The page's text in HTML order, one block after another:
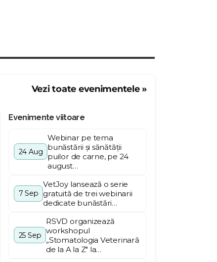
Vezi toate evenimentele »
Evenimente viitoare
24 Aug
Webinar pe tema
bunăstării și sănătății
puilor de carne, pe 24
august…
7 Sep
VetJoy lansează o serie
gratuită de trei webinarii
dedicate bunăstări…
25 Sep
RSVD organizează
workshopul
„Stomatologia Veterinară
de la A la Z" la…